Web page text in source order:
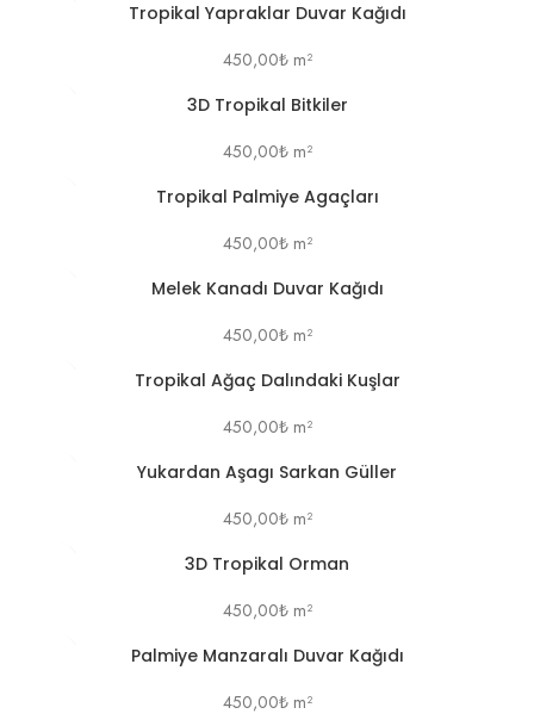
Tropikal Yapraklar Duvar Kağıdı
450,00₺m²
3D Tropikal Bitkiler
450,00₺m²
Tropikal Palmiye Agaçları
450,00₺m²
Melek Kanadı Duvar Kağıdı
450,00₺m²
Tropikal Ağaç Dalındaki Kuşlar
450,00₺m²
Yukardan Aşagı Sarkan Güller
450,00₺m²
3D Tropikal Orman
450,00₺m²
Palmiye Manzaralı Duvar Kağıdı
450,00₺m²